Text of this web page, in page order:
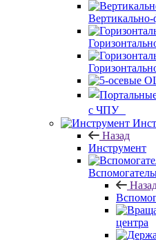
с ЧПУ
Назад
Инструмент
центра